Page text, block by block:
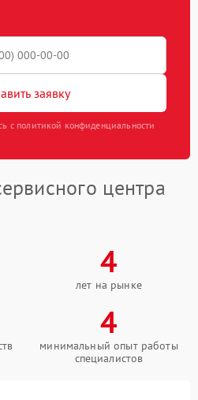
заявку
с политикой конфиденциальности
центра
4
лет на рынке
4
минимальный опыт работы
специалистов